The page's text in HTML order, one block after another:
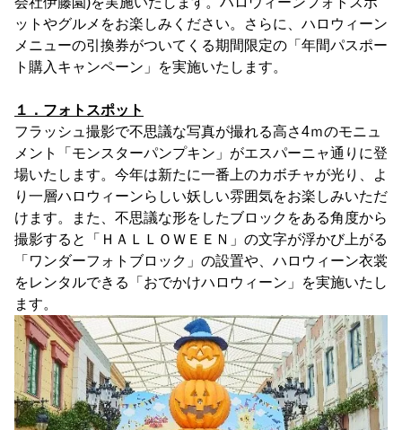
ットやグルメをお楽しみください。さらに、ハロウィーン
メニューの引換券がついてくる期間限定の「年間パスポー
ト購入キャンペーン」を実施いたします。
１．フォトスポット
フラッシュ撮影で不思議な写真が撮れる高さ4ｍのモニュ
メント「モンスターパンプキン」がエスパーニャ通りに登
場いたします。今年は新たに一番上のカボチャが光り、よ
り一層ハロウィーンらしい妖しい雰囲気をお楽しみいただ
けます。また、不思議な形をしたブロックをある角度から
撮影すると「ＨＡＬＬＯＷＥＥＮ」の文字が浮かび上がる
「ワンダーフォトブロック」の設置や、ハロウィーン衣裳
をレンタルできる「おでかけハロウィーン」を実施いたし
ます。